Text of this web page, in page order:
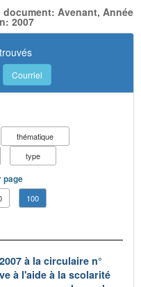
Avenant, Année
2007
Courriel
thématique
type
page
100
à la circulaire n°
à l'aide à la scolarité